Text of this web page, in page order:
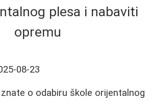
plesa i nabaviti
opremu
08-23
o odabiru škole orijentalnog